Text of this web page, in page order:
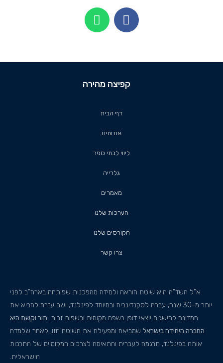
קפיצה מהירה
דף הבית
אודותינו
ליווי לבתי ספר
גלרייה
מאמרים
הערכות שלנו
הקורסים שלנו
צרו קשר
א"ל השד"ה היא שיטת הוראה ולמידה מהפכנית שפותחה בארה"ב לפני
יותר מ-30 שנה, עברה לסקנדינביה ובמיוחד לפינלנד, ושם עזרה להביא את
המדינה להישגים יוצאי דופן בשפה מקומית ובשפות זרות. תור וקשת היא
החברה היחידה בישראל שמביאה ומפעילה את השיטה הזו, לאחר שלמדה
אותה בפינלנד, תרגמה לעברית והתאימה לצרכים המקומיים של התרבות
הישראלית.